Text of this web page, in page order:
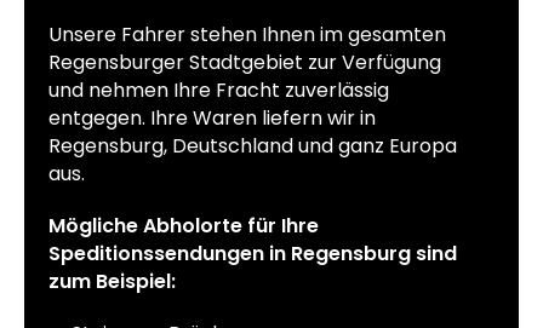
Unsere Fahrer stehen Ihnen im gesamten
Regensburger Stadtgebiet zur Verfügung
und nehmen Ihre Fracht zuverlässig
entgegen. Ihre Waren liefern wir in
Regensburg, Deutschland und ganz Europa
aus.
Mögliche Abholorte für Ihre
Speditionssendungen in Regensburg sind
zum Beispiel: